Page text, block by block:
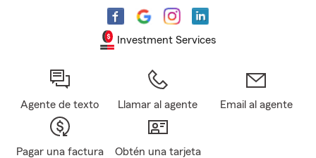
Investment Services
Agente de texto Llamar al agente Email al agente
Pagar una factura
Obtén una tarjeta